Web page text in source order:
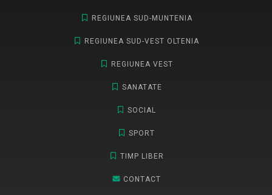
REGIUNEA SUD-MUNTENIA
REGIUNEA SUD-VEST OLTENIA
REGIUNEA VEST
SANATATE
SOCIAL
SPORT
TIMP LIBER
CONTACT